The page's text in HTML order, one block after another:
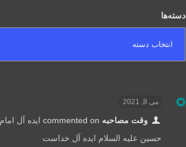
دسته‌ها
می 8, 2021
وقت مصاحبه
ایده آل امام
حسین علیه السلام ایده آل خداست